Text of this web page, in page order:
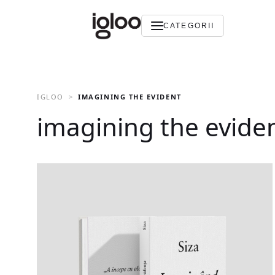
CATEGORII
IGLOO IMAGINING THE EVIDENT
imagining the